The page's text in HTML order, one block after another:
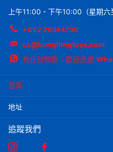
首頁
地址
上午11:00 - 下午10:00（星期六
+852 28914739
cs@hunghingtoys.com
有任何問題，歡迎透過
追蹤我們